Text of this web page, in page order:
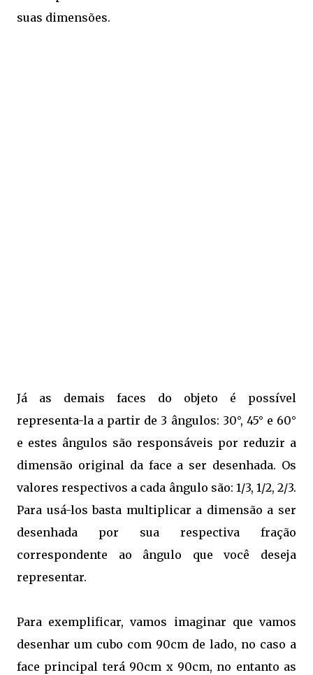
suas dimensões.
Já as demais faces do objeto é possível
representa-la a partir de 3 ângulos: 30°, 45° e 60°
e estes ângulos são responsáveis por reduzir a
dimensão original da face a ser desenhada. Os
valores respectivos a cada ângulo são: 1/3, 1/2, 2/3.
Para usá-los basta multiplicar a dimensão a ser
desenhada por sua respectiva fração
correspondente ao ângulo que você deseja
representar.
Para exemplificar, vamos imaginar que vamos
desenhar um cubo com 90cm de lado, no caso a
face principal terá 90cm x 90cm, no entanto as